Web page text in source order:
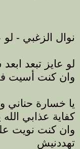
نوال الزغبي - لو
لو عايز تبعد
وان كنت أسيت
يا خسارة حناني
كفاية عذابي
وان كنت نويت
تهددنيش